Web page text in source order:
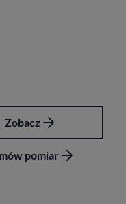
Zobacz
pomiar